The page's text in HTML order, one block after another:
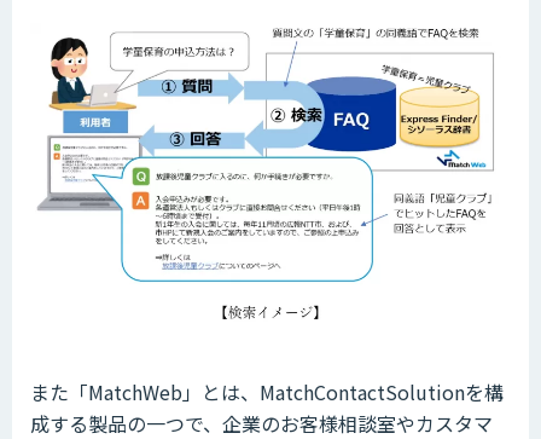
また「MatchWeb」とは、MatchContactSolutionを構
成する製品の一つで、企業のお客様相談室やカスタマ